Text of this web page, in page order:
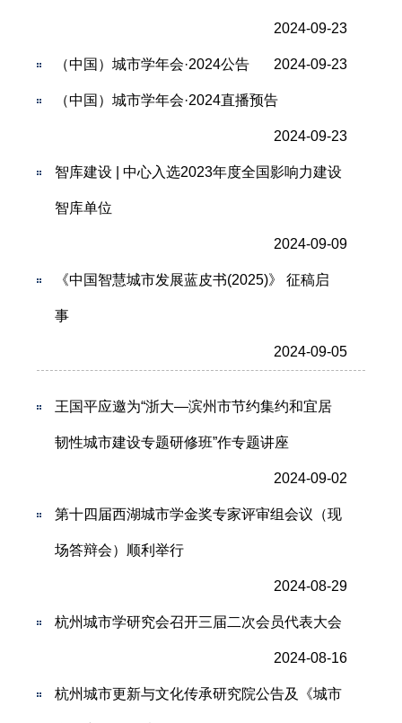
2024-09-23
（中国）城市学年会·2024公告 2024-09-23
（中国）城市学年会·2024直播预告
2024-09-23
智库建设 | 中心入选2023年度全国影响力建设
智库单位
2024-09-09
《中国智慧城市发展蓝皮书(2025)》 征稿启
事
2024-09-05
王国平应邀为“浙大—滨州市节约集约和宜居
韧性城市建设专题研修班”作专题讲座
2024-09-02
第十四届西湖城市学金奖专家评审组会议（现
场答辩会）顺利举行
2024-08-29
杭州城市学研究会召开三届二次会员代表大会
2024-08-16
杭州城市更新与文化传承研究院公告及《城市